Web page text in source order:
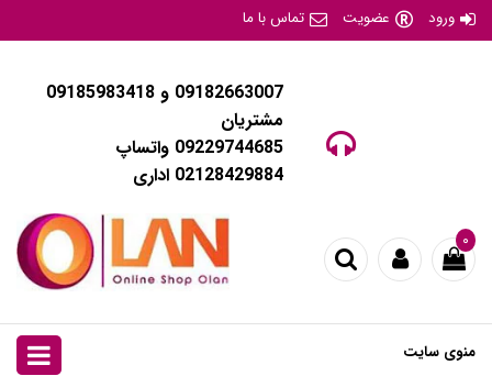
ورود عضویت تماس با ما
09182663007 و 09185983418
مشتریان
09229744685 واتساپ
02128429884 اداری
۰
منوی سایت